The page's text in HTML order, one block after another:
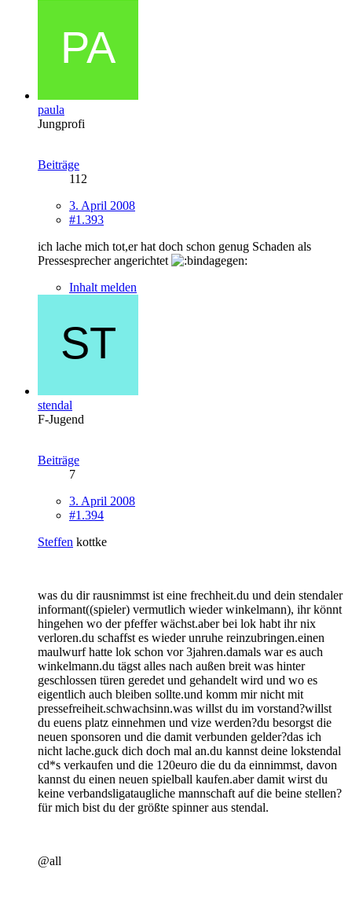
paula
Jungprofi
Beiträge
112
3. April 2008
#1.393
ich lache mich tot,er hat doch schon genug Schaden als
Pressesprecher angerichtet
Inhalt melden
stendal
F-Jugend
Beiträge
7
3. April 2008
#1.394
Steffen kottke
was du dir rausnimmst ist eine frechheit.du und dein stendaler
informant((spieler) vermutlich wieder winkelmann), ihr könnt
hingehen wo der pfeffer wächst.aber bei lok habt ihr nix
verloren.du schaffst es wieder unruhe reinzubringen.einen
maulwurf hatte lok schon vor 3jahren.damals war es auch
winkelmann.du tägst alles nach außen breit was hinter
geschlossen türen geredet und gehandelt wird und wo es
eigentlich auch bleiben sollte.und komm mir nicht mit
pressefreiheit.schwachsinn.was willst du im vorstand?willst
du euens platz einnehmen und vize werden?du besorgst die
neuen sponsoren und die damit verbunden gelder?das ich
nicht lache.guck dich doch mal an.du kannst deine lokstendal
cd*s verkaufen und die 120euro die du da einnimmst, davon
kannst du einen neuen spielball kaufen.aber damit wirst du
keine verbandsligataugliche mannschaft auf die beine stellen?
für mich bist du der größte spinner aus stendal.
@all